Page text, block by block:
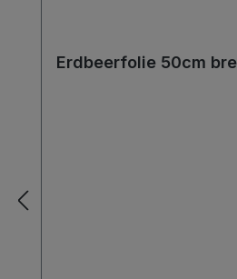
Erdbeerfolie 50cm